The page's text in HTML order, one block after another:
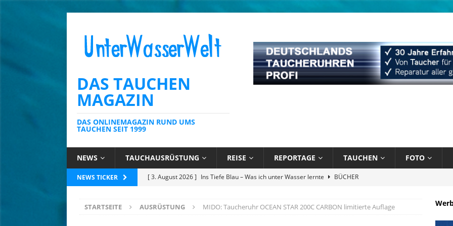
DAS TAUCHEN
MAGAZIN
DAS ONLINEMAGAZIN RUND UMS
TAUCHEN SEIT 1999
NEWS TAUCHAUSRÜSTUNG REISE REPORTAGE TAUCHEN FOTO
NEWS TICKER [ 23. Juli 2026 ] Tobago: Wo Atlantik und Karibik verschmelzen
NEWS
für Meeresbildung
NATUR
STARTSEITE AUSRÜSTUNG MIDO: Taucheruhr OCEAN STAR 200C CARBON limitierte Auflage